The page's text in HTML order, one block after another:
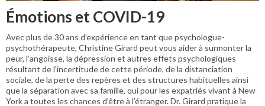
Émotions et COVID-19
Avec plus de 30 ans d’expérience en tant que psychologue-
psychothérapeute, Christine Girard peut vous aider à surmonter la
peur, l’angoisse, la dépression et autres effets psychologiques
résultant de l’incertitude de cette période, de la distanciation
sociale, de la perte des repères et des structures habituelles ainsi
que la séparation avec sa famille, qui pour les expatriés vivant à New
York a toutes les chances d’être à l’étranger. Dr. Girard pratique la